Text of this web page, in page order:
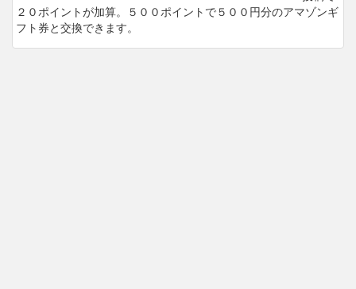
２０ポイントが加算。５００ポイントで５００円分のアマゾンギ
フト券と交換できます。